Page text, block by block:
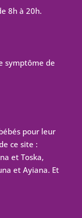
8h à 20h.
symptôme de
pour leur
ce site :
et Toska,
et Ayiana. Et